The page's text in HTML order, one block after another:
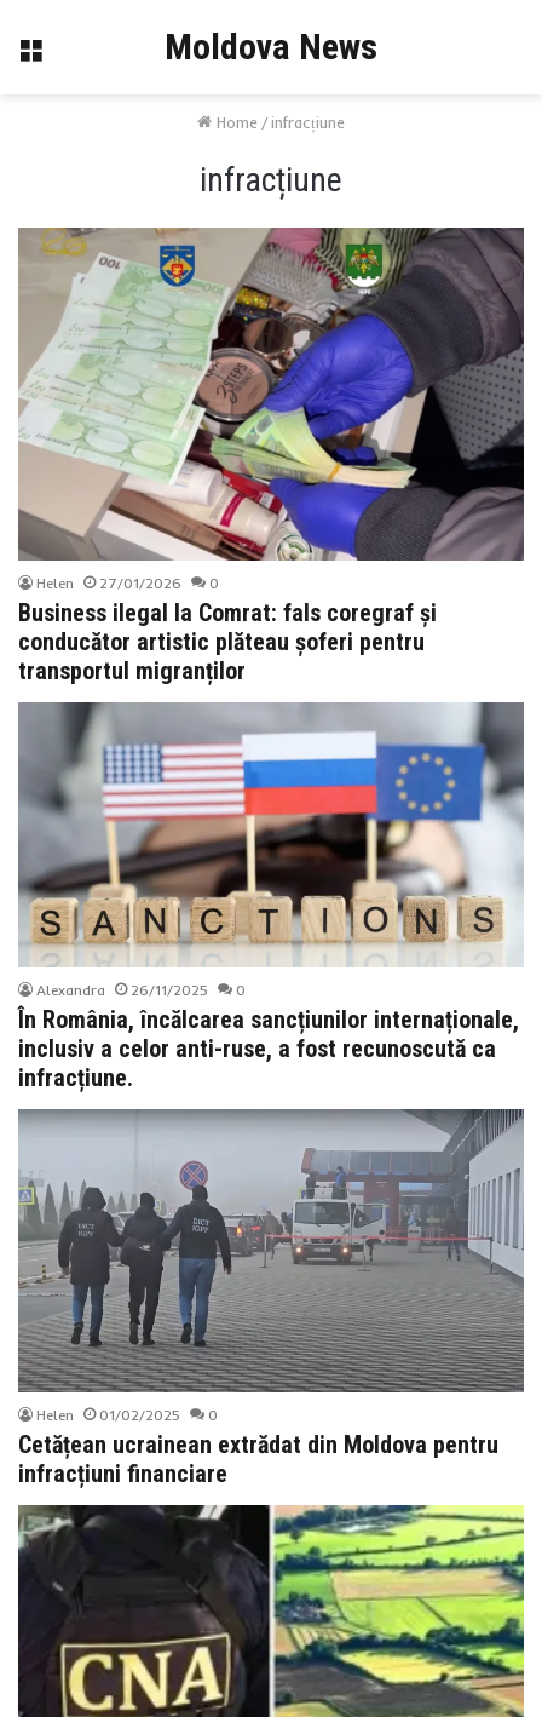
Menu Moldova News
Home /infracțiune
infracțiune
Helen 27/01/2026 0
Business ilegal la Comrat: fals coregraf și
conducător artistic plăteau șoferi pentru
transportul migranților
Alexandra 26/11/2025 0
În România, încălcarea sancțiunilor internaționale,
inclusiv a celor anti-ruse, a fost recunoscută ca
infracțiune.
Helen 01/02/2025 0
Cetățean ucrainean extrădat din Moldova pentru
infracțiuni financiare